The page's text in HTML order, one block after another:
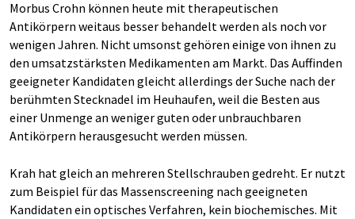
Morbus Crohn können heute mit therapeutischen
Antikörpern weitaus besser behandelt werden als noch vor
wenigen Jahren. Nicht umsonst gehören einige von ihnen zu
den umsatzstärksten Medikamenten am Markt. Das Auffinden
geeigneter Kandidaten gleicht allerdings der Suche nach der
berühmten Stecknadel im Heuhaufen, weil die Besten aus
einer Unmenge an weniger guten oder unbrauchbaren
Antikörpern herausgesucht werden müssen.
Krah hat gleich an mehreren Stellschrauben gedreht. Er nutzt
zum Beispiel für das Massenscreening nach geeigneten
Kandidaten ein optisches Verfahren, kein biochemisches. Mit